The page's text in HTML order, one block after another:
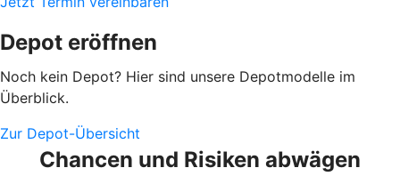
Depot eröffnen
Noch kein Depot? Hier sind unsere Depotmodelle im
Überblick.
Zur Depot-Übersicht
Chancen und Risiken abwägen